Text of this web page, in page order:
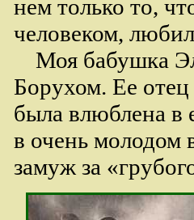
нем только то,
человеком,
Моя бабушка
Борухом. Ее
была влюблена в
в очень молодом
замуж за